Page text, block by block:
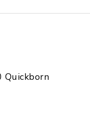
Quickborn